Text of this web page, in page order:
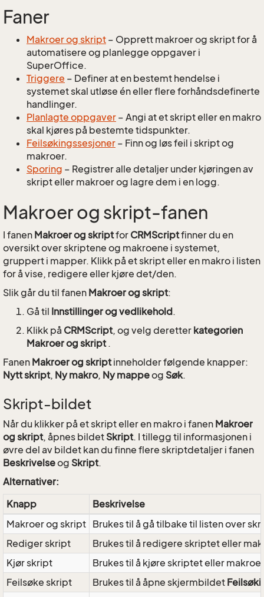
Faner
Makroer og skript – Opprett makroer og skript for å
automatisere og planlegge oppgaver i
SuperOffice.
Triggere – Definer at en bestemt hendelse i
systemet skal utløse én eller flere forhåndsdefinerte
handlinger.
Planlagte oppgaver – Angi at et skript eller en makro
skal kjøres på bestemte tidspunkter.
Feilsøkingssesjoner – Finn og løs feil i skript og
makroer.
Sporing – Registrer alle detaljer under kjøringen av
skript eller makroer og lagre dem i en logg.
Makroer og skript-fanen
I fanen Makroer og skriptfor CRMScriptfinner du en
oversikt over skriptene og makroene i systemet,
gruppert i mapper. Klikk på et skript eller en makro i listen
for å vise, redigere eller kjøre det/den.
Slik går du til fanen Makroer og skript:
Gå til Innstillinger og vedlikehold.
Klikk på CRMScript, og velg deretter kategorien
Makroer og skript.
Fanen Makroer og skriptinneholder følgende knapper:
Nytt skript, Ny makro, Ny mappeog Søk.
Skript-bildet
Når du klikker på et skript eller en makro i fanen Makroer
og skript, åpnes bildet Skript. I tillegg til informasjonen i
øvre del av bildet kan du finne flere skriptdetaljer i fanen
Beskrivelseog Skript.
Alternativer:
Knapp
Beskrivelse
Makroer og skript Brukes til å gå tilbake til listen over
Rediger skript
Brukes til å redigere skriptet eller
Kjør skript
Brukes til å kjøre skriptet eller
Feilsøke skript
Brukes til å åpne skjermbildet